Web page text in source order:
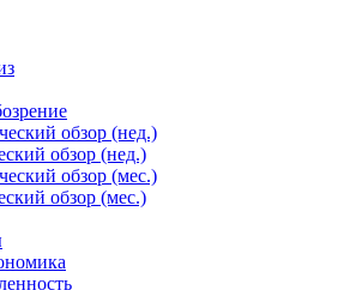
обзор (нед.)
обзор (нед.)
обзор (мес.)
обзор (мес.)